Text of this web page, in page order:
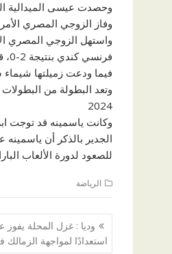
وحصدت عيسى الميدالية
وفاز الزوجي المصري الأمريكي على الزوجي
فرنسي كندي بنتيجة 2-0، قبل أن يفوز على الزوجي التايواني بنتيجة 2-1
فيما ودعت زميلتها
وتعد البطولة من
2024
وكانت ياسمينه قد توجت
الجدير بالذكر أن
للصعود لدورة الألعاب
الرياضة
تصفّح
المقالات
وديا : غزل المحلة يفوز
استعدادًا لمواجهة الزمالك